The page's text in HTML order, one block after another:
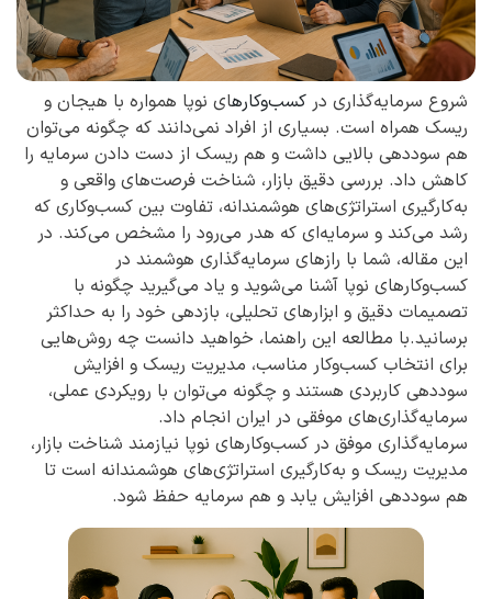
شروع سرمایه‌گذاری در کسب‌وکارهای نوپا همواره با هیجان و
ریسک همراه است. بسیاری از افراد نمی‌دانند که چگونه می‌توان
هم سوددهی بالایی داشت و هم ریسک از دست دادن سرمایه را
کاهش داد. بررسی دقیق بازار، شناخت فرصت‌های واقعی و
به‌کارگیری استراتژی‌های هوشمندانه، تفاوت بین کسب‌وکاری که
رشد می‌کند و سرمایه‌ای که هدر می‌رود را مشخص می‌کند. در
این مقاله، شما با رازهای سرمایه‌گذاری هوشمند در
کسب‌وکارهای نوپا آشنا می‌شوید و یاد می‌گیرید چگونه با
تصمیمات دقیق و ابزارهای تحلیلی، بازدهی خود را به حداکثر
برسانید.با مطالعه این راهنما، خواهید دانست چه روش‌هایی
برای انتخاب کسب‌وکار مناسب، مدیریت ریسک و افزایش
سوددهی کاربردی هستند و چگونه می‌توان با رویکردی عملی،
سرمایه‌گذاری‌های موفقی در ایران انجام داد.
سرمایه‌گذاری موفق در کسب‌وکارهای نوپا نیازمند شناخت بازار،
مدیریت ریسک و به‌کارگیری استراتژی‌های هوشمندانه است تا
هم سوددهی افزایش یابد و هم سرمایه حفظ شود.